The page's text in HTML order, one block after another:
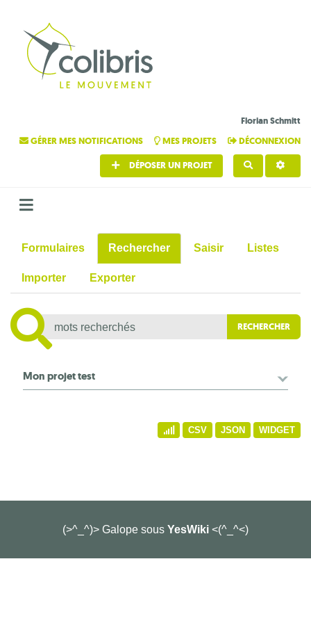
Florian Schmitt
GÉRER MES NOTIFICATIONS
MES PROJETS DÉCONNEXION
DÉPOSER UN PROJET
Formulaires Rechercher Saisir Listes
Importer Exporter
Mon projet test
CSV JSON WIDGET
(>^_^)> Galope sous YesWiki <(^_^<)